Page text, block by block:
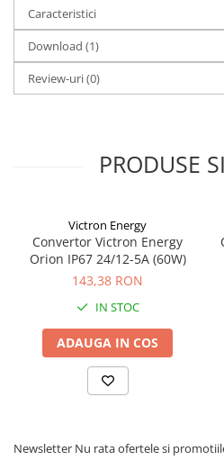
Caracteristici
Download (1)
Review-uri(0)
PRODUSE
Victron Energy
Convertor Victron Energy
Orion IP67 24/12-5A (60W)
143,38 RON
IN STOC
ADAUGA IN COS
Newsletter Nu rata ofertele si